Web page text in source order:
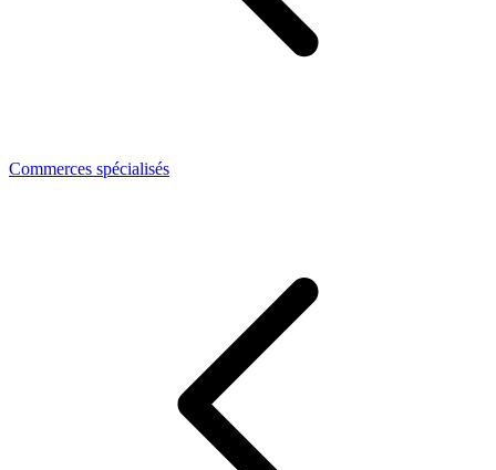
Commerces spécialisés